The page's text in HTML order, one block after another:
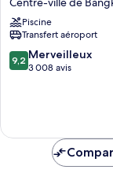
State
Tower
Centre-
ville
de
Piscine
Transfert aéroport
9.2
sur
9,2 Merveilleux
3 008 avis